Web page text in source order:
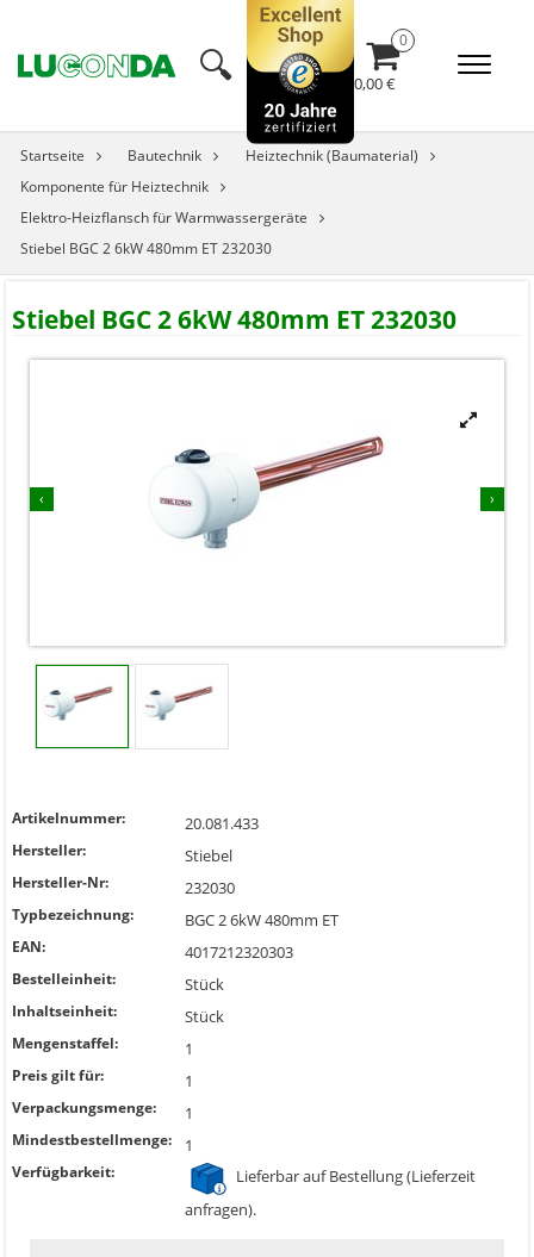
🔍︎ 0,00 €
Startseite Bautechnik
Heiztechnik (Baumaterial)
Komponente für Heiztechnik
Elektro-Heizflansch für Warmwassergeräte
Stiebel BGC 2 6kW 480mm ET 232030
Stiebel BGC 2 6kW 480mm ET 232030
‹ ›


Artikelnummer: 20.081.433
Hersteller: Stiebel
Hersteller-Nr: 232030
Typbezeichnung: BGC 2 6kW 480mm ET
EAN: 4017212320303
Bestelleinheit: Stück
Inhaltseinheit: Stück
Mengenstaffel: 1
Preis gilt für: 1
Verpackungsmenge: 1
Mindestbestellmenge: 1
Verfügbarkeit:
Lieferbar auf Bestellung (Lieferzeit
anfragen).